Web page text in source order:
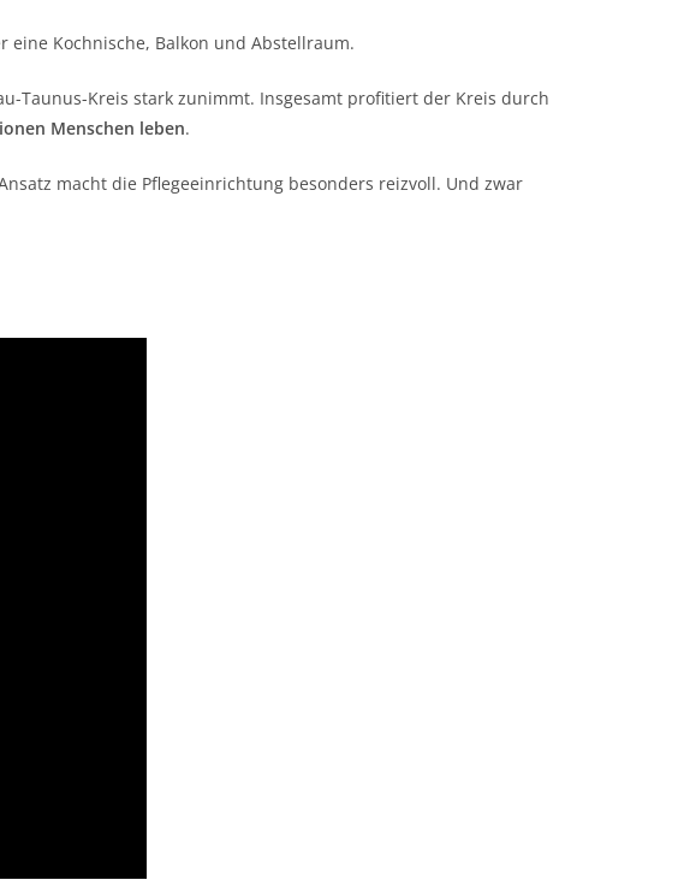
Kochnische, Balkon und Abstellraum.
Taunus-Kreis stark zunimmt. Insgesamt profitiert der Kreis durch
Menschen leben.
macht die Pflegeeinrichtung besonders reizvoll. Und zwar